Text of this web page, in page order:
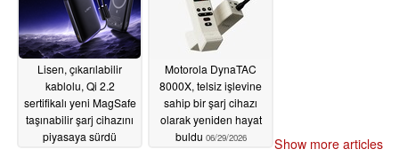
Lisen, çıkarılabilir
kablolu, Qi 2.2
sertifikalı yeni MagSafe
taşınabilir şarj cihazını
piyasaya sürdü
Motorola DynaTAC
8000X, telsiz işlevine
sahip bir şarj cihazı
olarak yeniden hayat
buldu 06/29/2026 Show more articles